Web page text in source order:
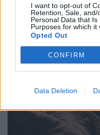
I want to opt-out of
Retention, Sale,
Personal Data that
Purposes for which it
Opted Out
CONFIRM
Data Deletion